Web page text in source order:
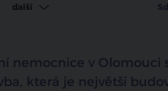
další
nemocnice v Olomouci
která je největší